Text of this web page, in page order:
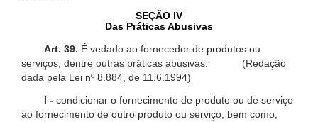
SEÇÃO IV
Das Práticas Abusivas
Art. 39. É vedado ao fornecedor de produtos ou
serviços, dentre outras práticas abusivas: (Redação
dada pela Lei nº 8.884, de 11.6.1994)
I - condicionar o fornecimento de produto ou de serviço
ao fornecimento de outro produto ou serviço, bem como,